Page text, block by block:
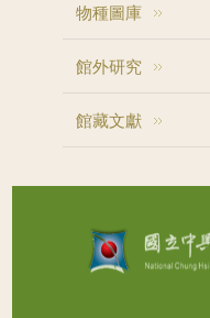
物種圖庫
館外研究
館藏文獻